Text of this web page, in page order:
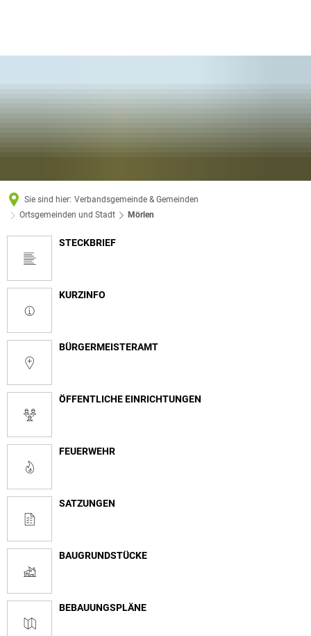
Sie sind hier: Verbandsgemeinde & Gemeinden
Ortsgemeinden und Stadt
Mörlen
Mörlen STECKBRIEF
KURZINFO
BÜRGERMEISTERAMT
ÖFFENTLICHE EINRICHTUNGEN
FEUERWEHR
SATZUNGEN
BAUGRUNDSTÜCKE
BEBAUUNGSPLÄNE